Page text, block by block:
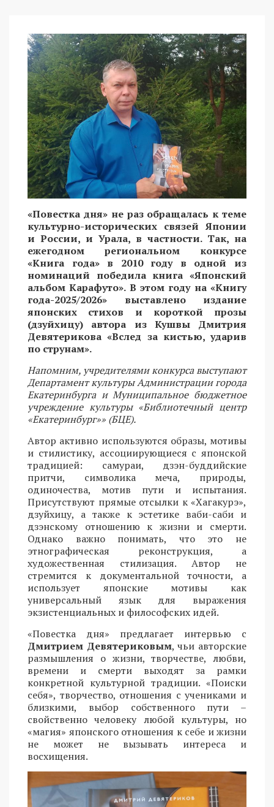
«Повестка дня» не раз обращалась к теме
культурно-исторических связей Японии
и России, и Урала, в частности. Так, на
ежегодном региональном конкурсе
«Книга года» в 2010 году в одной из
номинаций победила книга «Японский
альбом Карафуто». В этом году на «Книгу
года-2025/2026» выставлено издание
японских стихов и короткой прозы
(дзуйхицу) автора из Кушвы Дмитрия
Девятерикова «Вслед за кистью, ударив
по струнам».
Напомним, учредителями конкурса выступают
Департамент культуры Администрации города
Екатеринбурга и Муниципальное бюджетное
учреждение культуры «Библиотечный центр
«Екатеринбург»» (БЦЕ).
Автор активно используются образы, мотивы
и стилистику, ассоциирующиеся с японской
традицией: самураи, дзэн-буддийские
притчи, символика меча, природы,
одиночества, мотив пути и испытания.
Присутствуют прямые отсылки к «Хагакурэ»,
дзуйхицу, а также к эстетике ваби-саби и
дзэнскому отношению к жизни и смерти.
Однако важно понимать, что это не
этнографическая реконструкция, а
художественная стилизация. Автор не
стремится к документальной точности, а
использует японские мотивы как
универсальный язык для выражения
экзистенциальных и философских идей.
«Повестка дня» предлагает интервью с
Дмитрием Девятериковым, чьи авторские
размышления о жизни, творчестве, любви,
времени и смерти выходят за рамки
конкретной культурной традиции. «Поиски
себя», творчество, отношения с учениками и
близкими, выбор собственного пути –
свойственно человеку любой культуры, но
«магия» японского отношения к себе и жизни
не может не вызывать интереса и
восхищения.